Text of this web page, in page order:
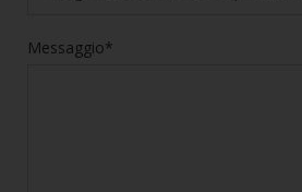
Messaggio*